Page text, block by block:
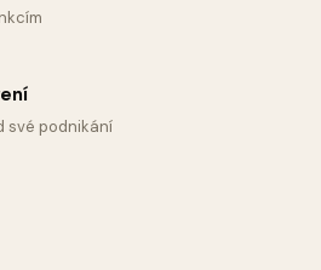
své podnikání